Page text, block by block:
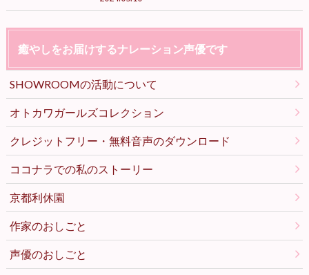
癒やしをお届けするナレーション声優です
SHOWROOMの活動について
オトカワガールズコレクション
クレジットフリー・無料音声のダウンロード
ココナラでの私のストーリー
京都利休園
作家のおしごと
声優のおしごと